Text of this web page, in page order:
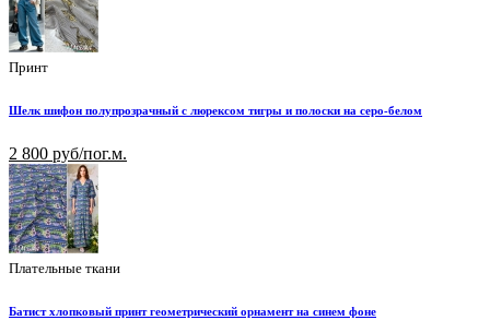
Принт
Шелк шифон полупрозрачный с люрексом тигры и полоски на серо-белом
2 800 руб/пог.м.
Плательные ткани
Батист хлопковый принт геометрический орнамент на синем фоне